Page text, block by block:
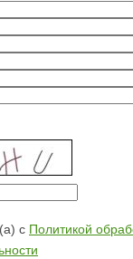
с Политикой